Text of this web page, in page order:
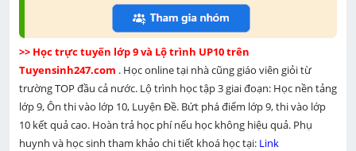
>> Học trực tuyến lớp 9 và Lộ trình UP10 trên
Tuyensinh247.com . Học online tại nhà cũng giáo viên giỏi từ
trường TOP đầu cả nước. Lộ trình học tập 3 giai đoạn: Học nền tảng
lớp 9, Ôn thi vào lớp 10, Luyện Đề. Bứt phá điểm lớp 9, thi vào lớp
10 kết quả cao. Hoàn trả học phí nếu học không hiệu quả. Phụ
huynh và học sinh tham khảo chi tiết khoá học tại: Link